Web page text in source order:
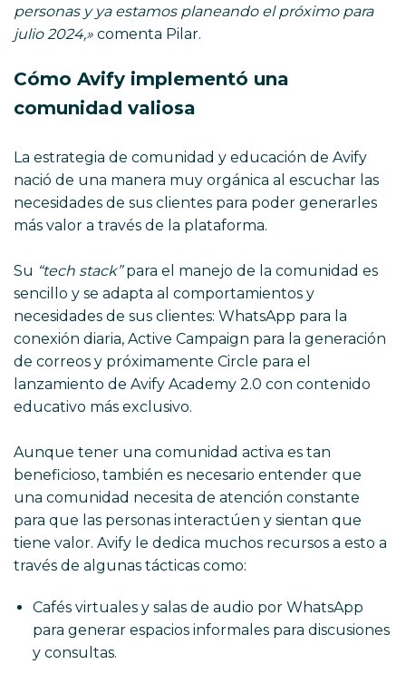
personas y ya estamos planeando el próximo para
julio 2024,» comenta Pilar.
Cómo Avify implementó una
comunidad valiosa
La estrategia de comunidad y educación de Avify
nació de una manera muy orgánica al escuchar las
necesidades de sus clientes para poder generarles
más valor a través de la plataforma.
Su “tech stack”para el manejo de la comunidad es
sencillo y se adapta al comportamientos y
necesidades de sus clientes: WhatsApp para la
conexión diaria, Active Campaign para la generación
de correos y próximamente Circle para el
lanzamiento de Avify Academy 2.0 con contenido
educativo más exclusivo.
Aunque tener una comunidad activa es tan
beneficioso, también es necesario entender que
una comunidad necesita de atención constante
para que las personas interactúen y sientan que
tiene valor. Avify le dedica muchos recursos a esto a
través de algunas tácticas como:
Cafés virtuales y salas de audio por WhatsApp
para generar espacios informales para discusiones
y consultas.